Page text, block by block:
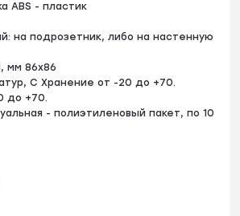
ABS - пластик
на подрозетник, либо на настенную
мм 86х86
С Хранение от -20 до +70.
до +70.
- полиэтиленовый пакет, по 10